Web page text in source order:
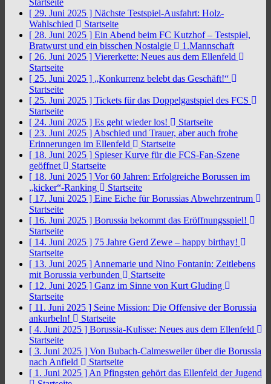
Startseite
[ 29. Juni 2025 ] Nächste Testspiel-Ausfahrt: Holz-
Wahlschied
Startseite
[ 28. Juni 2025 ] Ein Abend beim FC Kutzhof – Testspiel,
Bratwurst und ein bisschen Nostalgie
1.Mannschaft
[ 26. Juni 2025 ] Viererkette: Neues aus dem Ellenfeld
Startseite
[ 25. Juni 2025 ] „Konkurrenz belebt das Geschäft!“
Startseite
[ 25. Juni 2025 ] Tickets für das Doppelgastspiel des FCS
Startseite
[ 24. Juni 2025 ] Es geht wieder los!
Startseite
[ 23. Juni 2025 ] Abschied und Trauer, aber auch frohe
Erinnerungen im Ellenfeld
Startseite
[ 18. Juni 2025 ] Spieser Kurve für die FCS-Fan-Szene
geöffnet
Startseite
[ 18. Juni 2025 ] Vor 60 Jahren: Erfolgreiche Borussen im
„kicker“-Ranking
Startseite
[ 17. Juni 2025 ] Eine Eiche für Borussias Abwehrzentrum
Startseite
[ 16. Juni 2025 ] Borussia bekommt das Eröffnungsspiel!
Startseite
[ 14. Juni 2025 ] 75 Jahre Gerd Zewe – happy birthay!
Startseite
[ 13. Juni 2025 ] Annemarie und Nino Fontanin: Zeitlebens
mit Borussia verbunden
Startseite
[ 12. Juni 2025 ] Ganz im Sinne von Kurt Gluding
Startseite
[ 11. Juni 2025 ] Seine Mission: Die Offensive der Borussia
ankurbeln!
Startseite
[ 4. Juni 2025 ] Borussia-Kulisse: Neues aus dem Ellenfeld
Startseite
[ 3. Juni 2025 ] Von Bubach-Calmesweiler über die Borussia
nach Anfield
Startseite
[ 1. Juni 2025 ] An Pfingsten gehört das Ellenfeld der Jugend